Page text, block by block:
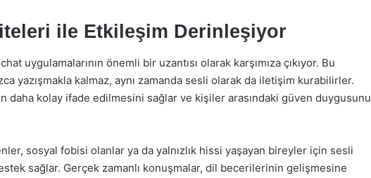
ile Etkileşim Derinleşiyor
uygulamalarının önemli bir uzantısı olarak karşımıza çıkıyor. Bu
yazışmakla kalmaz, aynı zamanda sesli olarak da iletişim kurabilirler.
daha kolay ifade edilmesini sağlar ve kişiler arasındaki güven duygusunu
sosyal fobisi olanlar ya da yalnızlık hissi yaşayan bireyler için sesli
sağlar. Gerçek zamanlı konuşmalar, dil becerilerinin gelişmesine